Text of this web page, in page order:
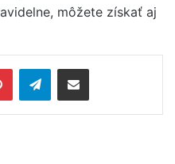
môžete získať aj
PinterestTelegramShare via Email